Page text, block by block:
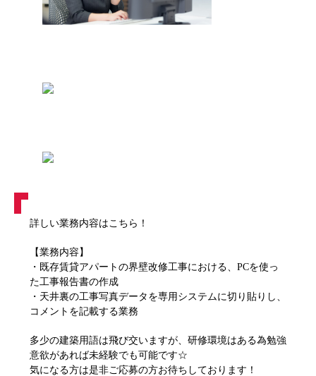
詳しい業務内容はこちら！
【業務内容】
・既存賃貸アパートの界壁改修工事における、PCを使っ
た工事報告書の作成
・天井裏の工事写真データを専用システムに切り貼りし、
コメントを記載する業務
多少の建築用語は飛び交いますが、研修環境はある為勉強
意欲があれば未経験でも可能です☆
気になる方は是非ご応募の方お待ちしております！